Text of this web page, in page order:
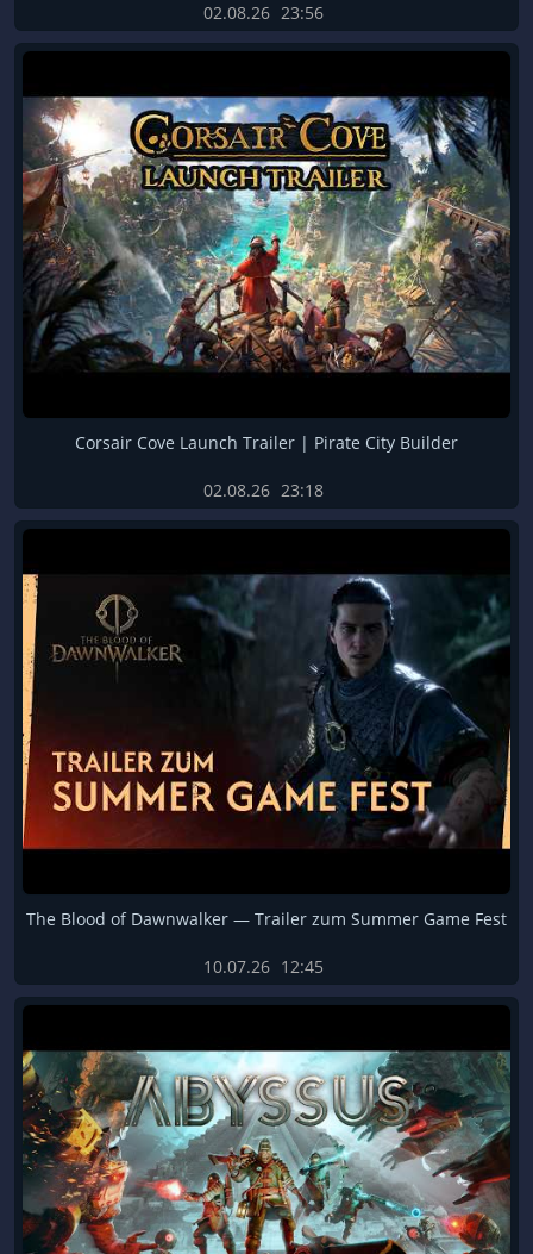
02.08.26 23:56
Corsair Cove Launch Trailer | Pirate City Builder
02.08.26 23:18
The Blood of Dawnwalker — Trailer zum Summer Game Fest
10.07.26 12:45